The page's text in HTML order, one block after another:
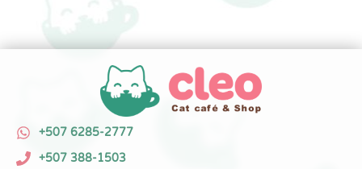
+507 6285-2777
+507 388-1503